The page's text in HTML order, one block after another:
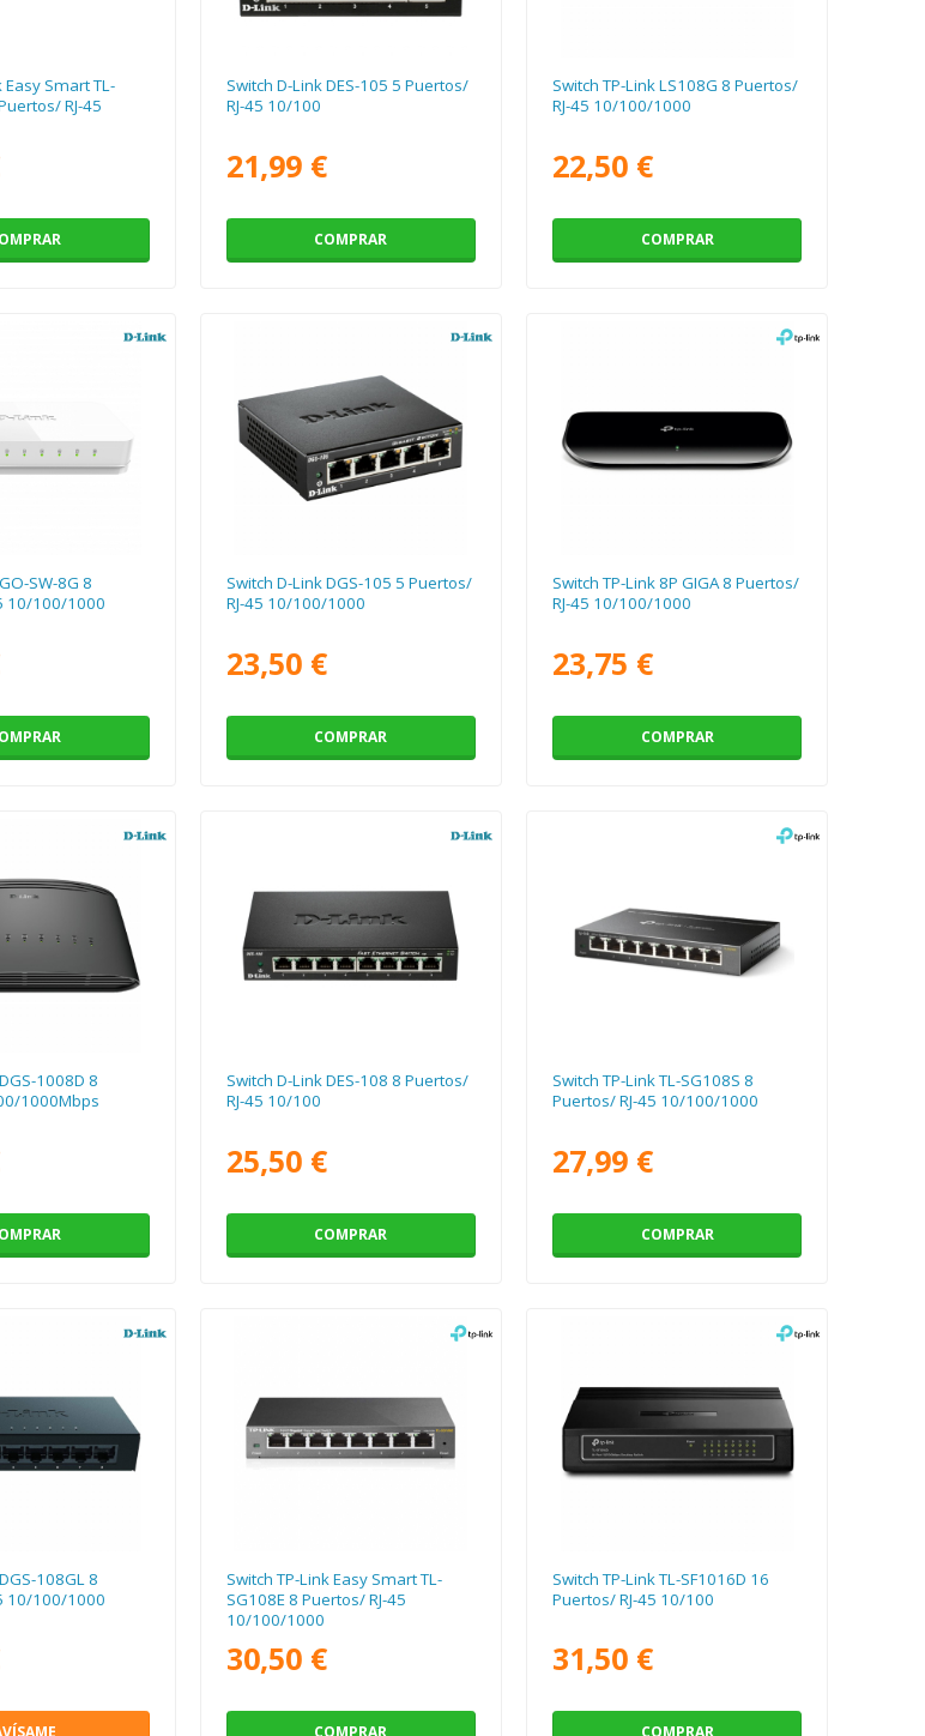
Easy Smart TL-
RJ-45
Switch D-Link DES-105 5 Puertos/
RJ-45 10/100
21,99 €
COMPRAR
Switch TP-Link LS108G 8 Puertos/
RJ-45 10/100/1000
22,50 €
COMPRAR
SW-8G 8
10/100/1000
Switch D-Link DGS-105 5 Puertos/
RJ-45 10/100/1000
23,50 €
COMPRAR
Switch TP-Link 8P GIGA 8 Puertos/
RJ-45 10/100/1000
23,75 €
COMPRAR
1008D 8
1000Mbps
Switch D-Link DES-108 8 Puertos/
RJ-45 10/100
25,50 €
COMPRAR
Switch TP-Link TL-SG108S 8
Puertos/ RJ-45 10/100/1000
27,99 €
COMPRAR
108GL 8
10/100/1000
Switch TP-Link Easy Smart TL-
SG108E 8 Puertos/ RJ-45
10/100/1000
30,50 €
Switch TP-Link TL-SF1016D 16
Puertos/ RJ-45 10/100
31,50 €